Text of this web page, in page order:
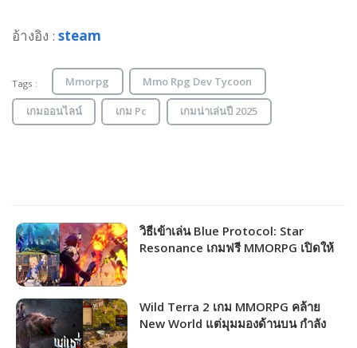
อ้างอิง : steam
Tags : Mmorpg Mmo Rpg Dev Tycoon
เกมออนไลน์ เกม Pc เกมน่าเล่นปี 2025
วิธีเข้าเล่น Blue Protocol: Star
Resonance เกมฟรี MMORPG เปิดให้
Wild Terra 2 เกม MMORPG คล้าย
New World แต่มุมมองด้านบน กำลัง